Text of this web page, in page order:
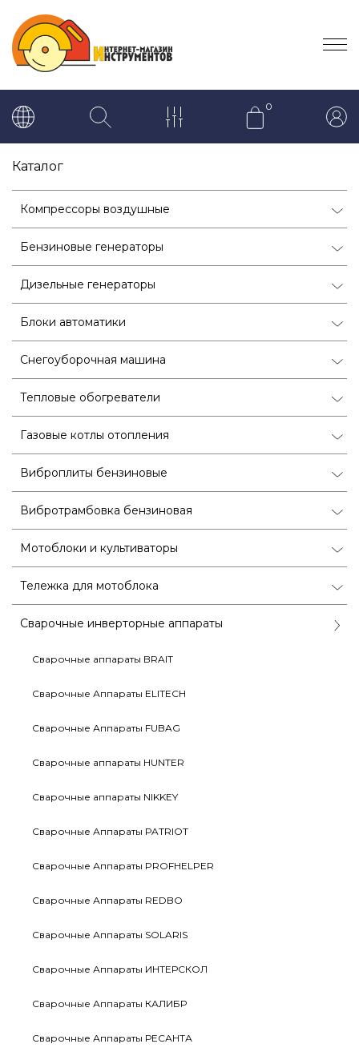
0
Каталог
Компрессоры воздушные
Бензиновые генераторы
Дизельные генераторы
Блоки автоматики
Снегоуборочная машина
Тепловые обогреватели
Газовые котлы отопления
Виброплиты бензиновые
Вибротрамбовка бензиновая
Мотоблоки и культиваторы
Тележка для мотоблока
Сварочные инверторные аппараты
Сварочные аппараты BRAIT
Сварочные Аппараты ELITECH
Сварочные Аппараты FUBAG
Сварочные аппараты HUNTER
Сварочные аппараты NIKKEY
Сварочные Аппараты PATRIOT
Сварочные Аппараты PROFНELPER
Сварочные Аппараты REDBO
Сварочные Аппараты SOLARIS
Сварочные Аппараты ИНТЕРСКОЛ
Сварочные Аппараты КАЛИБР
Сварочные Аппараты РЕСАНТА